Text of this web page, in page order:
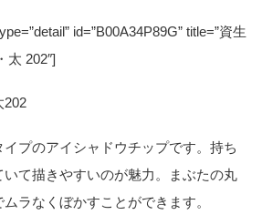
id=”B00A34P89G” title=”資生
太 202″]
202
プのアイシャドウチップです。持ち
て描きやすいのが魅力。まぶたの丸
ラなくぼかすことができます。